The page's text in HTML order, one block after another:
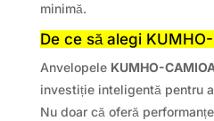
minimă.
De ce să alegi
Anvelopele KUMHO-
investiție inteligentă pentru
Nu doar că oferă